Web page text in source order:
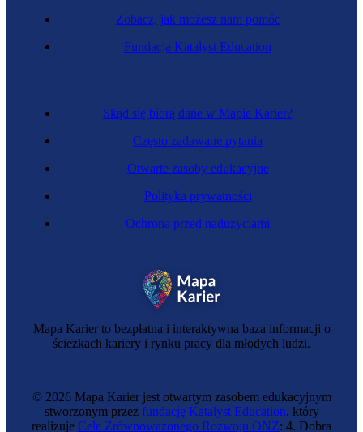
Ceramik wyrobów ozdobnych
Mapa Karier to bezpłatna i interaktywna baza informacji o
ścieżkach kariery i rynku pracy dla młodych ludzi.
Skąd się biorą dane w Mapie Karier?
Często zadawane pytania
Otwarte zasoby edukacyjne
Polityka prywatności
Ochrona przed nadużyciami
Zobacz, jak możesz nam pomóc
Fundacja Katalyst Education
© 2026 Mapa Karier jest otwartym zasobem edukacyjnym
stworzonym przez fundację Katalyst Education, który
realizuje Cele Zrównoważonego Rozwoju ONZ: 4. Dobra